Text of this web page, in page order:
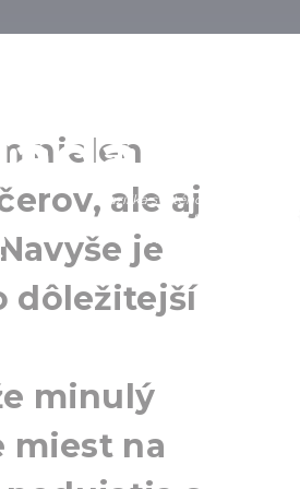
Bazilika svätého Štefana
Budapešť
nielen
ale aj
je
dôležitejší
minulý
miest na